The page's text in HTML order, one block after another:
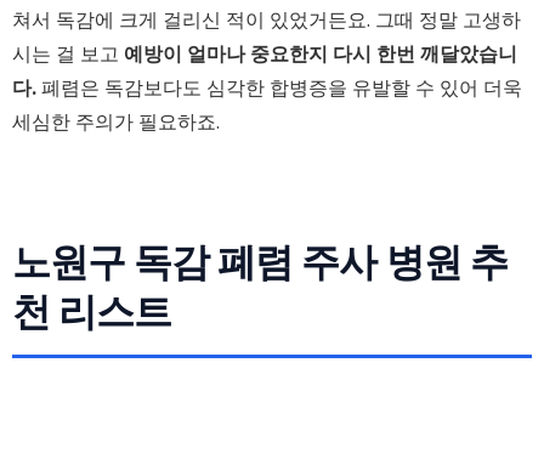
쳐서 독감에 크게 걸리신 적이 있었거든요. 그때 정말 고생하
시는 걸 보고 예방이 얼마나 중요한지 다시 한번 깨달았습니
다.폐렴은 독감보다도 심각한 합병증을 유발할 수 있어 더욱
세심한 주의가 필요하죠.
노원구 독감 폐렴 주사 병원 추
천 리스트